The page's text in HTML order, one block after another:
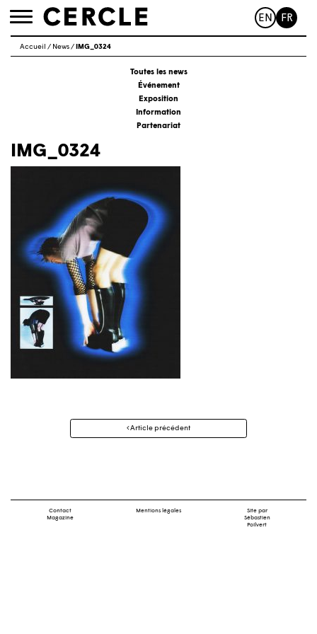
Toggle
EN FR
Accueil / News/ IMG_0324
Toutes les news
Événement
Exposition
Information
Partenariat
IMG_0324
Navigation
Article précédent
Contact
Magazine
Mentions légales
Site par
Sébastien
Poilvert